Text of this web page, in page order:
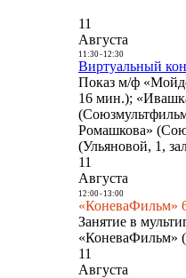
11
Августа
11:30- 12:30
Виртуальный
Показ м/ф
16 мин.);
Ромашкова»
(Ульяновой, 1,
11
Августа
12:00- 13:00
«КоневаФильм»
Занятие в
«КоневаФильм»
11
Августа